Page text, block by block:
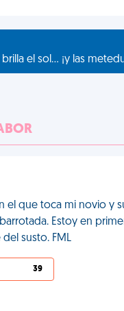
el sol... ¡y las
el que toca mi novio y
Estoy en
susto. FML
39